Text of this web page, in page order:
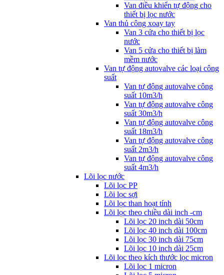
Van điều khiển tự động cho
thiết bị lọc nước
Van thủ công xoay tay
Van 3 cửa cho thiết bị lọc
nước
Van 5 cửa cho thiết bị làm
mềm nước
Van tự động autovalve các loại công
suất
Van tự động autovalve công
suất 10m3/h
Van tự động autovalve công
suất 30m3/h
Van tự động autovalve công
suất 18m3/h
Van tự động autovalve công
suất 2m3/h
Van tự động autovalve công
suất 4m3/h
Lõi lọc nước
Lõi lọc PP
Lõi lọc sợi
Lõi lọc than hoạt tính
Lõi lọc theo chiều dài inch -cm
Lõi lọc 20 inch dài 50cm
Lõi lọc 40 inch dài 100cm
Lõi lọc 30 inch dài 75cm
Lõi lọc 10 inch dài 25cm
Lõi lọc theo kích thước lọc micron
Lõi lọc 1 micron